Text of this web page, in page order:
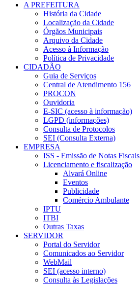
A PREFEITURA
História da Cidade
Localização da Cidade
Órgãos Municipais
Arquivo da Cidade
Acesso à Informação
Política de Privacidade
CIDADÃO
Guia de Serviços
Central de Atendimento 156
PROCON
Ouvidoria
E-SIC (acesso à informação)
LGPD (informações)
Consulta de Protocolos
SEI (Consulta Externa)
EMPRESA
ISS - Emissão de Notas Fiscais
Licenciamento e fiscalização
Alvará Online
Eventos
Publicidade
Comércio Ambulante
IPTU
ITBI
Outras Taxas
SERVIDOR
Portal do Servidor
Comunicados ao Servidor
WebMail
SEI (acesso interno)
Consulta às Legislações